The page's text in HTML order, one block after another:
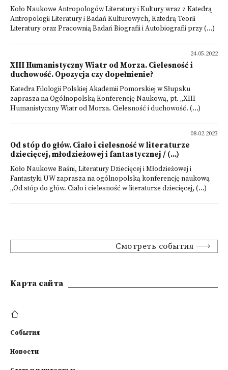
Koło Naukowe Antropologów Literatury i Kultury wraz z Katedrą
Antropologii Literatury i Badań Kulturowych, Katedrą Teorii
Literatury oraz Pracownią Badań Biografii i Autobiografii przy (...)
24.05.2022
XIII Humanistyczny Wiatr od Morza. Cielesność i
duchowość. Opozycja czy dopełnienie?
Katedra Filologii Polskiej Akademii Pomorskiej w Słupsku
zaprasza na Ogólnopolską Konferencję Naukową, pt. „XIII
Humanistyczny Wiatr od Morza. Cielesność i duchowość. (...)
08.02.2023
Od stóp do głów. Ciało i cielesność w literaturze
dziecięcej, młodzieżowej i fantastycznej / (...)
Koło Naukowe Baśni, Literatury Dziecięcej i Młodzieżowej i
Fantastyki UW zaprasza na ogólnopolską konferencję naukową
„Od stóp do głów. Ciało i cielesność w literaturze dziecięcej, (...)
Смотреть события
Kарта сайта
События
Новости